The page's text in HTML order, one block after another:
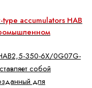
accumulators HAB
350-6X/0G07G-
собой
для